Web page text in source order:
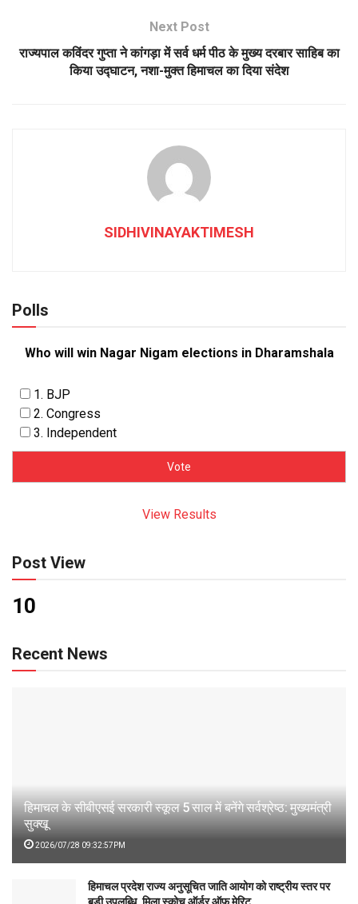
Next Post
राज्यपाल कविंदर गुप्ता ने कांगड़ा में सर्व धर्म पीठ के मुख्य दरबार साहिब का
किया उद्घाटन, नशा-मुक्त हिमाचल का दिया संदेश
SIDHIVINAYAKTIMESH
Polls
Who will win Nagar Nigam elections in Dharamshala
1. BJP
2. Congress
3. Independent
View Results
Post View
10
Recent News
हिमाचल के सीबीएसई सरकारी स्कूल 5 साल में बनेंगे सर्वश्रेष्ठ: मुख्यमंत्री
सुक्खू
2026/07/28 09:32:57PM
हिमाचल प्रदेश राज्य अनुसूचित जाति आयोग को राष्ट्रीय स्तर पर
बड़ी उपलब्धि, मिला स्कोच ऑर्डर ऑफ मेरिट